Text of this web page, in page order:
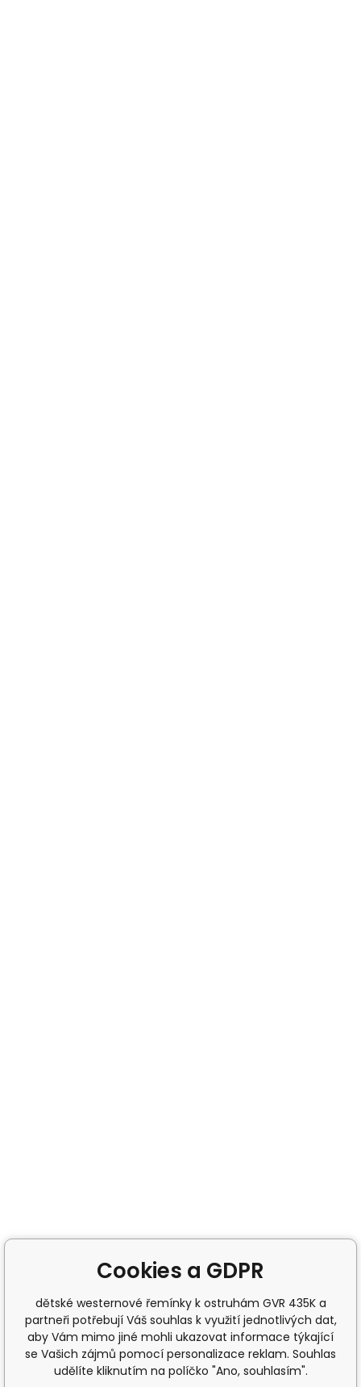
Cookies a GDPR
dětské westernové řemínky k ostruhám GVR 435K a
partneři potřebují Váš souhlas k využití jednotlivých dat,
aby Vám mimo jiné mohli ukazovat informace týkající
se Vašich zájmů pomocí personalizace reklam. Souhlas
udělíte kliknutím na políčko "Ano, souhlasím".